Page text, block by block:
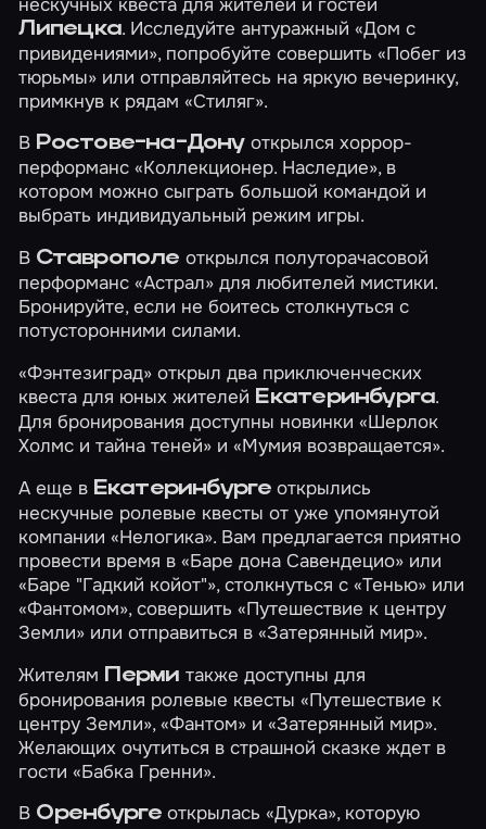
Липецка. Исследуйте антуражный «Дом с
привидениями», попробуйте совершить«Побег из
тюрьмы» или отправляйтесь на яркую вечеринку,
примкнув к рядам«Стиляг».
В Ростове-на-Донуоткрылся хоррор-
перформанс«Коллекционер. Наследие», в
котором можно сыграть большой командой и
выбрать индивидуальный режим игры.
В Ставрополе открылся полуторачасовой
перформанс«Астрал» для любителей мистики.
Бронируйте, если не боитесь столкнуться с
потусторонними силами.
«Фэнтезиград» открыл два приключенческих
квеста для юных жителей Екатеринбурга.
Для бронирования доступны новинки«Шерлок
Холмс и тайна теней» и«Мумия возвращается».
А еще в Екатеринбурге открылись
нескучные ролевые квесты от уже упомянутой
компании «Нелогика». Вам предлагается приятно
провести время в«Баре дона Савендецио» или
«Баре "Гадкий койот"», столкнуться с«Тенью» или
«Фантомом», совершить«Путешествие к центру
Земли» или отправиться в«Затерянный мир».
Жителям Перми также доступны для
бронирования ролевые квесты«Путешествие к
центру Земли»,«Фантом» и«Затерянный мир».
Желающих очутиться в страшной сказке ждет в
гости«Бабка Гренни».
В Оренбурге открылась«Дурка», которую